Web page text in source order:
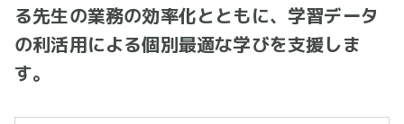
る先生の業務の効率化とともに、学習データ
の利活用による個別最適な学びを支援しま
す。